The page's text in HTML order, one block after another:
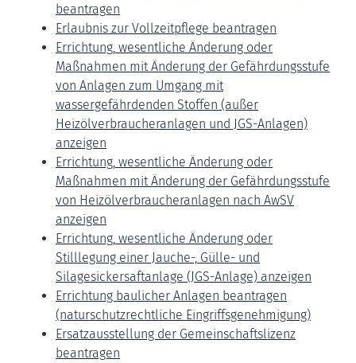
beantragen
Erlaubnis zur Vollzeitpflege beantragen
Errichtung, wesentliche Änderung oder
Maßnahmen mit Änderung der Gefährdungsstufe
von Anlagen zum Umgang mit
wassergefährdenden Stoffen (außer
Heizölverbraucheranlagen und JGS-Anlagen)
anzeigen
Errichtung, wesentliche Änderung oder
Maßnahmen mit Änderung der Gefährdungsstufe
von Heizölverbraucheranlagen nach AwSV
anzeigen
Errichtung, wesentliche Änderung oder
Stilllegung einer Jauche-, Gülle- und
Silagesickersaftanlage (JGS-Anlage) anzeigen
Errichtung baulicher Anlagen beantragen
(naturschutzrechtliche Eingriffsgenehmigung)
Ersatzausstellung der Gemeinschaftslizenz
beantragen